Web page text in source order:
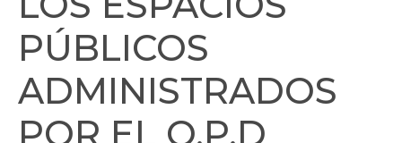
PÚBLICOS
ADMINISTRADOS
POR EL O.P.D